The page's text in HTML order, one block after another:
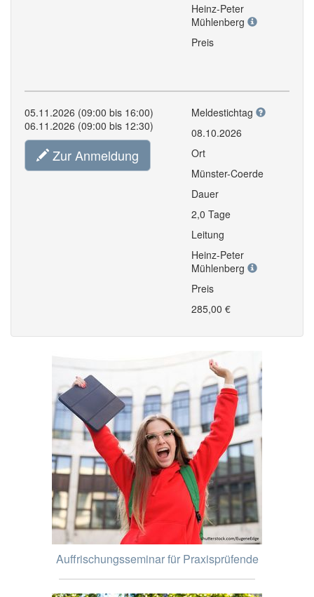
Heinz-Peter
Mühlenberg
Preis
05.11.2026 (09:00 bis 16:00)
06.11.2026 (09:00 bis 12:30)
Zur Anmeldung
Meldestichtag
08.10.2026
Ort
Münster-Coerde
Dauer
2,0 Tage
Leitung
Heinz-Peter
Mühlenberg
Preis
285,00 €
Auffrischungsseminar für Praxisprüfende